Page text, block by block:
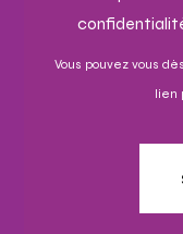
Vous pouvez vous
lien